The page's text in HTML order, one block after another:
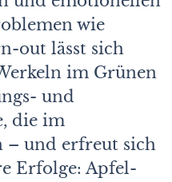
wie
out lässt sich
im Grünen
und
die im
– und erfreut sich
Erfolge: Apfel-